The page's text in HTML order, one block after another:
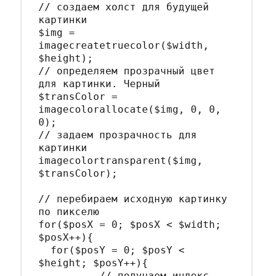
// создаем холст для будущей
картинки
$img =
imagecreatetruecolor($width,
$height);
// определяем прозрачный цвет
для картинки. Черный
$transColor =
imagecolorallocate($img, 0, 0,
0);
// задаем прозрачность для
картинки
imagecolortransparent($img,
$transColor);
// перебираем исходную картинку
по пикселю
for($posX = 0; $posX < $width;
$posX++){
$height; $posY++){